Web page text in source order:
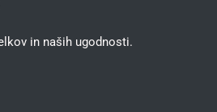
in naših ugodnosti.